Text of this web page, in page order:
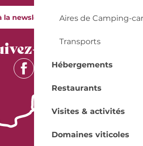
Aires de Camping-car
Transports
Hébergements
Restaurants
Visites & activités
Domaines viticoles
la newsletter Quai Cyrano
nous !